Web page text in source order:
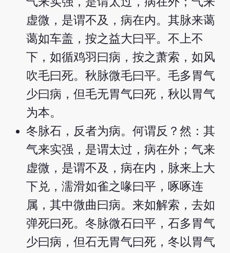
虚微，是谓不及，病在内。其脉来蔼
蔼如车盖，按之益大曰平。不上不
下，如循鸡羽曰病，按之萧索，如风
吹毛曰死。秋脉微毛曰平。毛多胃气
少曰病，但毛无胃气曰死，秋以胃气
为本。
冬脉石，反者为病。何谓反？然：其
气来实强，是谓太过，病在外；气来
虚微，是谓不及，病在内，脉来上大
下兑，濡滑如雀之喙曰平，啄啄连
属，其中微曲曰病。来如解索，去如
弹死曰死。冬脉微石曰平，石多胃气
少曰病，但石无胃气曰死，冬以胃气